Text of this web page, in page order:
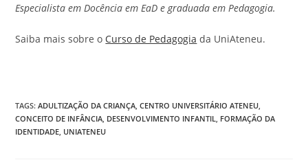
Especialista em Docência em EaD e graduada em Pedagogia.
Saiba mais sobre o Curso de Pedagogia da UniAteneu.
TAGS:ADULTIZAÇÃO DA CRIANÇA CENTRO UNIVERSITÁRIO ATENEU
CONCEITO DE INFÂNCIA DESENVOLVIMENTO INFANTIL
FORMAÇÃO DA
IDENTIDADE UNIATENEU